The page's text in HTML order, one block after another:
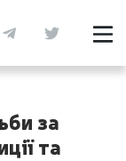
за
та